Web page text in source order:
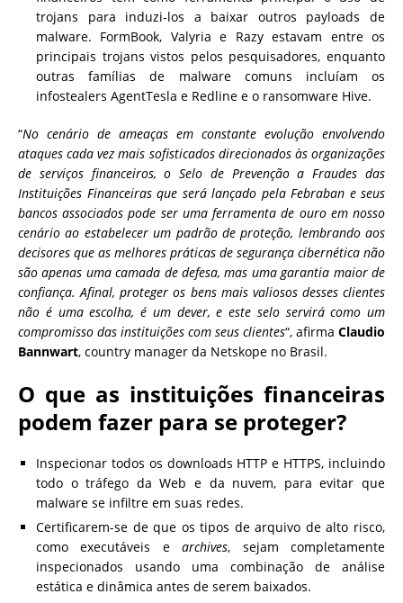
trojans para induzi-los a baixar outros payloads de
malware. FormBook, Valyria e Razy estavam entre os
principais trojans vistos pelos pesquisadores, enquanto
outras famílias de malware comuns incluíam os
infostealers AgentTesla e Redline e o ransomware Hive.
“No cenário de ameaças em constante evolução envolvendo
ataques cada vez mais sofisticados direcionados às organizações
de serviços financeiros, o Selo de Prevenção a Fraudes das
Instituições Financeiras que será lançado pela Febraban e seus
bancos associados pode ser uma ferramenta de ouro em nosso
cenário ao estabelecer um padrão de proteção, lembrando aos
decisores que as melhores práticas de segurança cibernética não
são apenas uma camada de defesa, mas uma garantia maior de
confiança. Afinal, proteger os bens mais valiosos desses clientes
não é uma escolha, é um dever, e este selo servirá como um
compromisso das instituições com seus clientes“, afirma Claudio
Bannwart, country manager da Netskope no Brasil.
O que as instituições financeiras
podem fazer para se proteger?
Inspecionar todos os downloads HTTP e HTTPS, incluindo
todo o tráfego da Web e da nuvem, para evitar que
malware se infiltre em suas redes.
Certificarem-se de que os tipos de arquivo de alto risco,
como executáveis earchives, sejam completamente
inspecionados usando uma combinação de análise
estática e dinâmica antes de serem baixados.